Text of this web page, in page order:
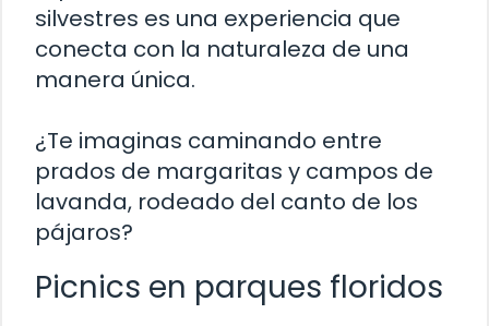
silvestres es una experiencia que
conecta con la naturaleza de una
manera única.
¿Te imaginas caminando entre
prados de margaritas y campos de
lavanda, rodeado del canto de los
pájaros?
Picnics en parques floridos